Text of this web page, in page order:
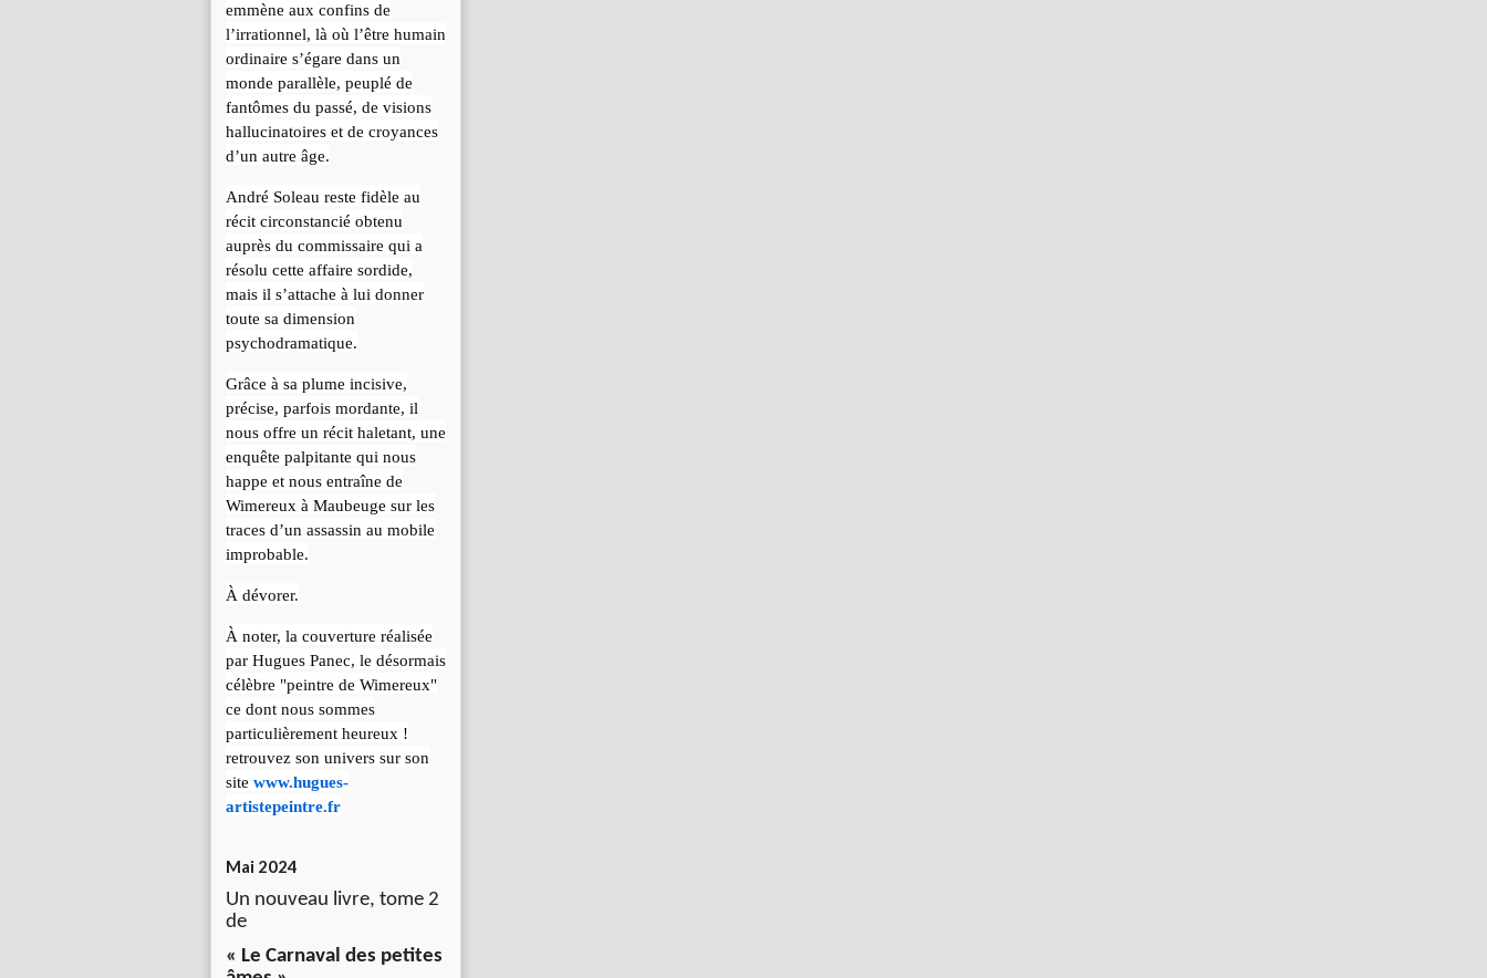
emmène aux confins de
l’irrationnel, là où l’être humain
ordinaire s’égare dans un
monde parallèle, peuplé de
fantômes du passé, de visions
hallucinatoires et de croyances
d’un autre âge.
André Soleau reste fidèle au
récit circonstancié obtenu
auprès du commissaire qui a
résolu cette affaire sordide,
mais il s’attache à lui donner
toute sa dimension
psychodramatique.
Grâce à sa plume incisive,
précise, parfois mordante, il
nous offre un récit haletant, une
enquête palpitante qui nous
happe et nous entraîne de
Wimereux à Maubeuge sur les
traces d’un assassin au mobile
improbable.
À dévorer.
À noter, la couverture réalisée
par Hugues Panec, le désormais
célèbre "peintre de Wimereux"
ce dont nous sommes
particulièrement heureux !
retrouvez son univers sur son
site www.hugues-
artistepeintre.fr
Mai 2024
Un nouveau livre, tome 2
de
« Le Carnaval des petites